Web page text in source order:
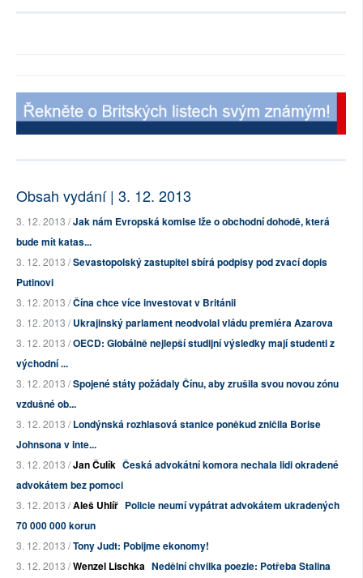
Obsah vydání | 3. 12. 2013
3. 12. 2013 /Jak nám Evropská komise lže o obchodní dohodě, která
bude mít katas...
3. 12. 2013 /Sevastopolský zastupitel sbírá podpisy pod zvací dopis
Putinovi
3. 12. 2013 /Čína chce více investovat v Británii
3. 12. 2013 /Ukrajinský parlament neodvolal vládu premiéra Azarova
3. 12. 2013 /OECD: Globálně nejlepší studijní výsledky mají studenti z
východní ...
3. 12. 2013 /Spojené státy požádaly Čínu, aby zrušila svou novou zónu
vzdušné ob...
3. 12. 2013 /Londýnská rozhlasová stanice poněkud zničila Borise
Johnsona v inte...
3. 12. 2013 /Jan Čulík Česká advokátní komora nechala lidi okradené
advokátem bez pomoci
3. 12. 2013 /Aleš Uhlíř Policie neumí vypátrat advokátem ukradených
70 000 000 korun
3. 12. 2013 /Tony Judt: Pobijme ekonomy!
3. 12. 2013 /Wenzel Lischka Nedělní chvilka poezie: Potřeba Stalina